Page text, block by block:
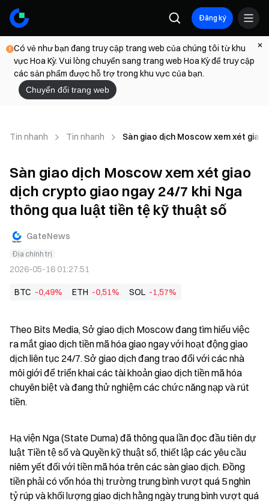
Đăng ký
Có vẻ như bạn đang truy cập trang web của chúng tôi từ khu
vực Hoa Kỳ. Vui lòng chuyển sang trang web Hoa Kỳ để truy cập
các sản phẩm được hỗ trợ trong khu vực của bạn.
Chuyển đổi trang web
Tin nhanh Tin nhanh Sàn giao dịch Moscow xem xét
Sàn giao dịch Moscow xem xét giao
dịch crypto giao ngay 24/7 khi Nga
thông qua luật tiền tệ kỹ thuật số
GateNews
Địa chính trị
2026-05-16 01:27:51
BTC -0,49% ETH -0,51% SOL -1,57%
Theo Bits Media, Sở giao dịch Moscow đang tìm hiểu việc
ra mắt giao dịch tiền mã hóa giao ngay với hoạt động giao
dịch liên tục 24/7. Sở giao dịch đang trao đổi với các nhà
môi giới để triển khai các tài khoản giao dịch tiền mã hóa
chuyên biệt và đang thử nghiệm các chức năng nạp và rút
tiền.
Hạ viện Nga (State Duma) đã thông qua lần đọc đầu tiên dự
luật Tiền tệ số và Quyền kỹ thuật số, thiết lập các yêu cầu
niêm yết đối với tiền mã hóa trên các sàn giao dịch. Đồng
tiền phải có vốn hóa thị trường trung bình vượt quá 5 nghìn
tỷ rúp và khối lượng giao dịch hằng ngày trung bình vượt quá